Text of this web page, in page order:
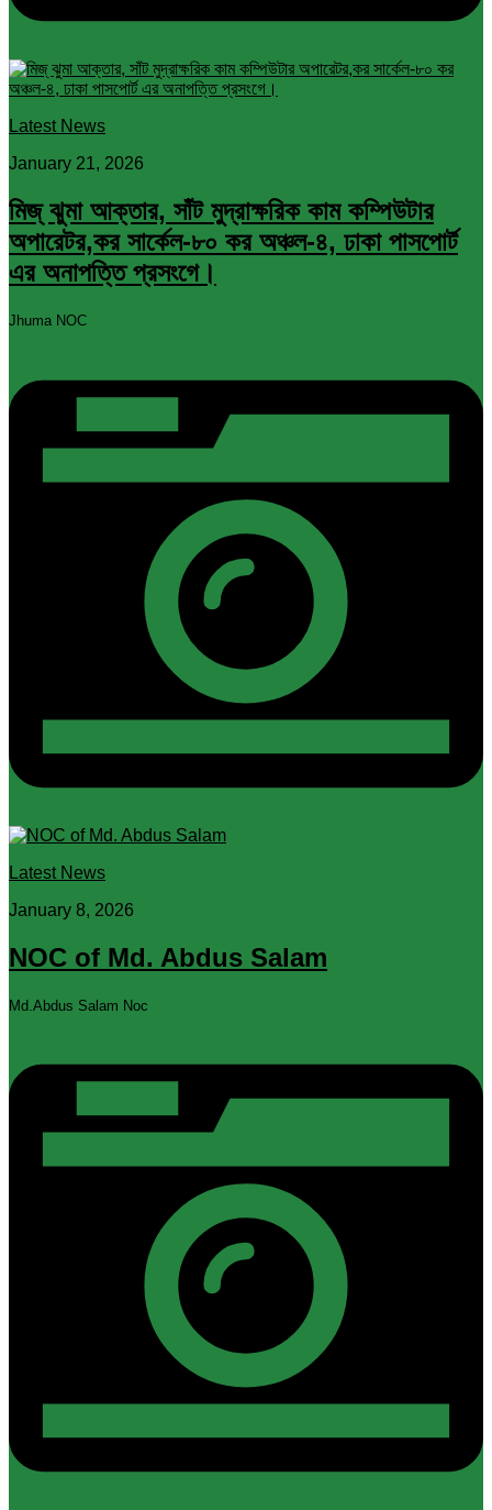
Latest News
January 21, 2026
মিজ্ ঝুমা আক্তার, সাঁট মুদ্রাক্ষরিক কাম কম্পিউটার
অপারেটর,কর সার্কেল-৮০ কর অঞ্চল-৪, ঢাকা পাসপোর্ট
এর অনাপত্তি প্রসংগে।
Jhuma NOC
Latest News
January 8, 2026
NOC of Md. Abdus Salam
Md.Abdus Salam Noc